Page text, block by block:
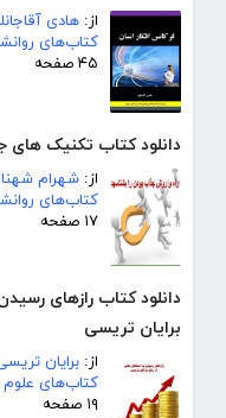
از: هادی
کتاب‌های
۴۵ صفحه
دانلود کتاب تکنیک
از: شهرام
کتاب‌های
۱۷ صفحه
دانلود کتاب رازهای
برایان تریسی
از: برایان
کتاب‌های علوم
۱۹ صفحه